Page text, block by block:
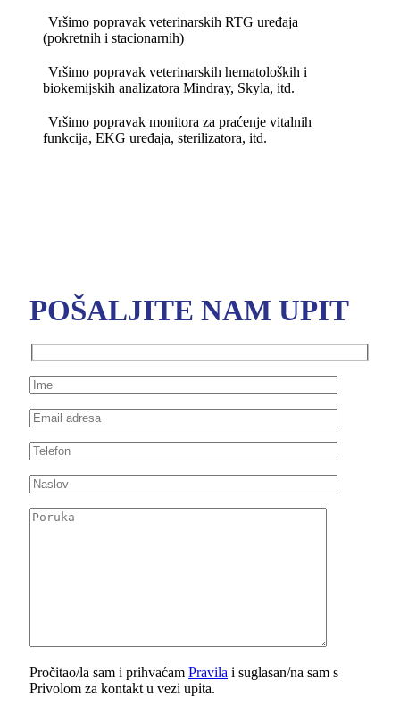
Vršimo popravak veterinarskih RTG uređaja
(pokretnih i stacionarnih)
Vršimo popravak veterinarskih hematoloških i
biokemijskih analizatora Mindray, Skyla, itd.
Vršimo popravak monitora za praćenje vitalnih
funkcija, EKG uređaja, sterilizatora, itd.
POŠALJITE NAM UPIT
Pročitao/la sam i prihvaćam Pravila i suglasan/na sam s
Privolom za kontakt u vezi upita.